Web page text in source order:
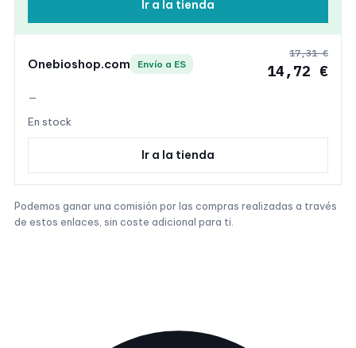
Ir a la tienda
Onebioshop.com Envío a ES
—
En stock
17,31 €
14,72 €
Ir a la tienda
Podemos ganar una comisión por las compras realizadas a través
de estos enlaces, sin coste adicional para ti.